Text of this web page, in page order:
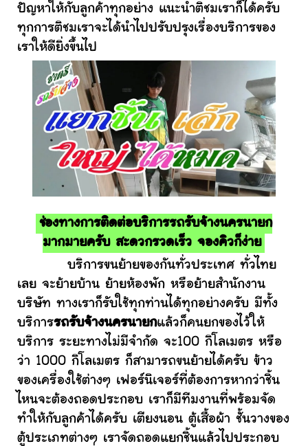
ปัญหาให้กับลูกค้าทุกอย่าง แนะนำติชมเราก็ได้ครับ
ทุกการติชมเราจะได้นำไปปรับปรุงเรื่องบริการของ
เราให้ดียิ่งขึ้นไป
ช่องทางการติดต่อบริการรถรับจ้างนครนายก
มากมายครับ สะดวกรวดเร็ว จองคิวก็ง่าย
บริการขนย้ายของกันทั่วประเทศ ทั่วไทย
เลย จะย้ายบ้าน ย้ายห้องพัก หรือย้ายสำนักงาน
บริษัท ทางเราก็รับใช้ทุกท่านได้ทุกอย่างครับ มีทั้ง
บริการรถรับจ้างนครนายกแล้วก็คนยกของไว้ให้
บริการ ระยะทางไม่มีจำกัด จะ100 กิโลเมตร หรือ
ว่า 1000 กิโลเมตร ก็สามารถขนย้ายได้ครับ ข้าว
ของเครื่องใช้ต่างๆ เฟอร์นิเจอร์ที่ต้องการหากว่าชิ้น
ไหนจะต้องถอดประกอบ เราก็มีทีมงานที่พร้อมจัด
ทำให้กับลูกค้าได้ครับ เตียงนอน ตู้เสื้อผ้า ชั้นวางของ
ตู้ประเภทต่างๆ เราจัดถอดแยกชิ้นแล้วไปประกอบ